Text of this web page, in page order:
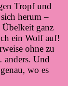
Tropf und
herum –
ganz
ein Wolf auf!
ohne zu
anders. Und
wo es